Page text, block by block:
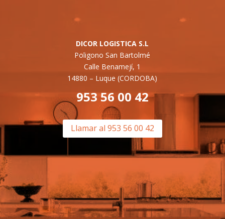
DICOR LOGISTICA S.L
Poligono San Bartolmé
Calle Benamejí, 1
14880 – Luque (CORDOBA)
953 56 00 42
Llamar al 953 56 00 42